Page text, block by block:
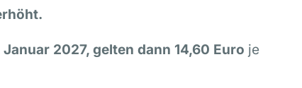
Januar 2027, gelten dann 14,60 Euro je